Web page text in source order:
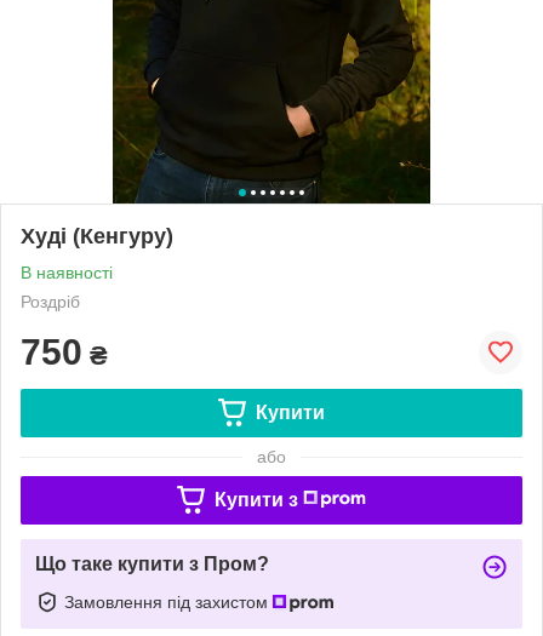
Худі (Кенгуру)
В наявності
Роздріб
750 ₴
Купити
або
Купити з
Що таке купити з Пром?
Замовлення під захистом